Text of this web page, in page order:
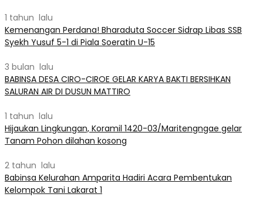
1 tahun lalu
Kemenangan Perdana! Bharaduta Soccer Sidrap Libas SSB
Syekh Yusuf 5-1 di Piala Soeratin U-15
3 bulan lalu
BABINSA DESA CIRO-CIROE GELAR KARYA BAKTI BERSIHKAN
SALURAN AIR DI DUSUN MATTIRO
1 tahun lalu
Hijaukan Lingkungan, Koramil 1420-03/Maritengngae gelar
Tanam Pohon dilahan kosong
2 tahun lalu
Babinsa Kelurahan Amparita Hadiri Acara Pembentukan
Kelompok Tani Lakarat 1